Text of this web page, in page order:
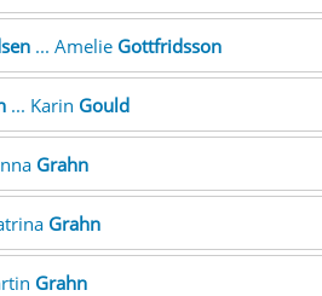
... Amelie Gottfridsson
... Karin Gould
Grahn
Grahn
Grahn